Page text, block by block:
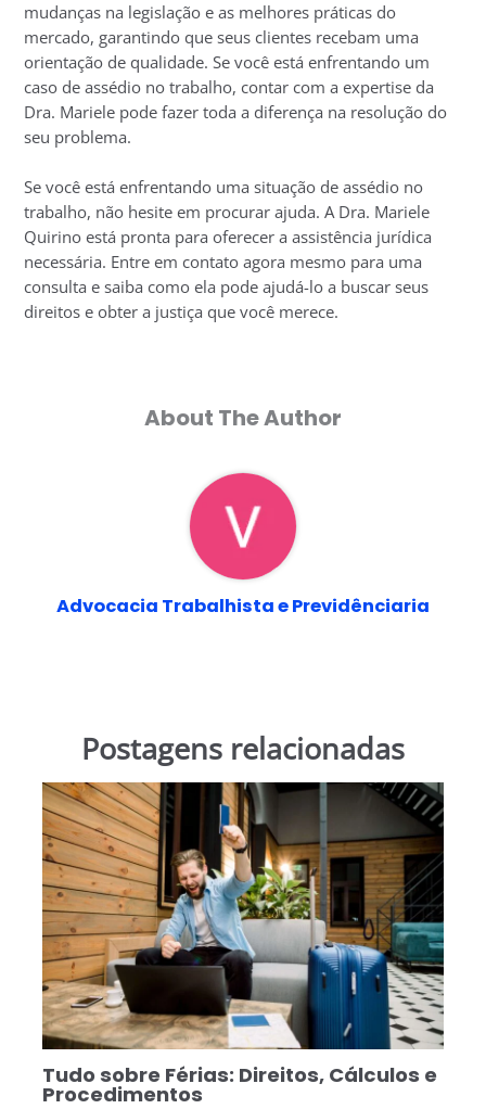
mudanças na legislação e as melhores práticas do
mercado, garantindo que seus clientes recebam uma
orientação de qualidade. Se você está enfrentando um
caso de assédio no trabalho, contar com a expertise da
Dra. Mariele pode fazer toda a diferença na resolução do
seu problema.
Se você está enfrentando uma situação de assédio no
trabalho, não hesite em procurar ajuda. A Dra. Mariele
Quirino está pronta para oferecer a assistência jurídica
necessária. Entre em contato agora mesmo para uma
consulta e saiba como ela pode ajudá-lo a buscar seus
direitos e obter a justiça que você merece.
About The Author
Advocacia Trabalhista e Previdênciaria
Postagens relacionadas
Tudo sobre Férias: Direitos, Cálculos e
Procedimentos